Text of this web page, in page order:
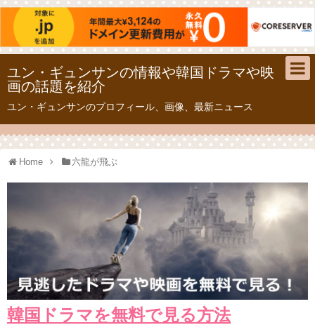
ユン・ギュンサンの情報や韓国ドラマや映
画の話題を紹介
ユン・ギュンサンのプロフィール、画像、最新ニュース
Home 六龍が飛ぶ
韓国ドラマを無料で見る方法